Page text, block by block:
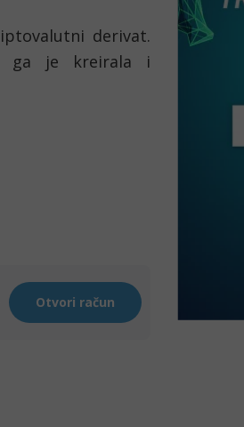
derivat.
ga je kreirala i